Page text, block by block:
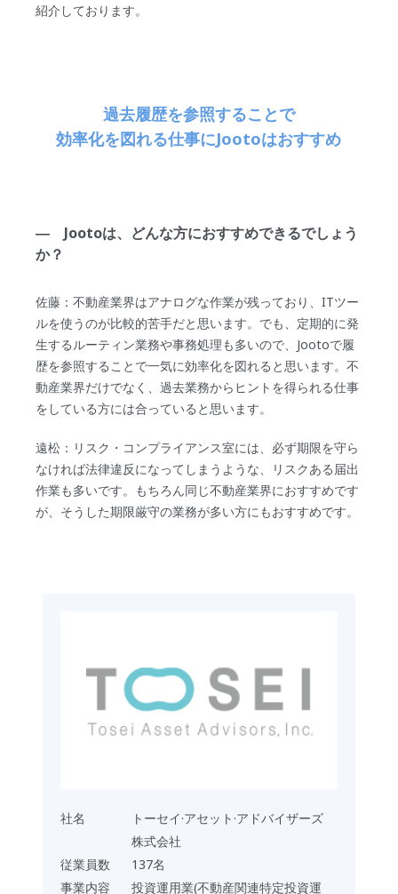
紹介しております。
過去履歴を参照することで
効率化を図れる仕事にJootoはおすすめ
― Jootoは、どんな方におすすめできるでしょう
か？
佐藤：不動産業界はアナログな作業が残っており、ITツー
ルを使うのが比較的苦手だと思います。でも、定期的に発
生するルーティン業務や事務処理も多いので、Jootoで履
歴を参照することで一気に効率化を図れると思います。不
動産業界だけでなく、過去業務からヒントを得られる仕事
をしている方には合っていると思います。
遠松：リスク・コンプライアンス室には、必ず期限を守ら
なければ法律違反になってしまうような、リスクある届出
作業も多いです。もちろん同じ不動産業界におすすめです
が、そうした期限厳守の業務が多い方にもおすすめです。
社名
トーセイ·アセット·アドバイザーズ
株式会社
従業員数
137名
事業内容
投資運用業(不動産関連特定投資運